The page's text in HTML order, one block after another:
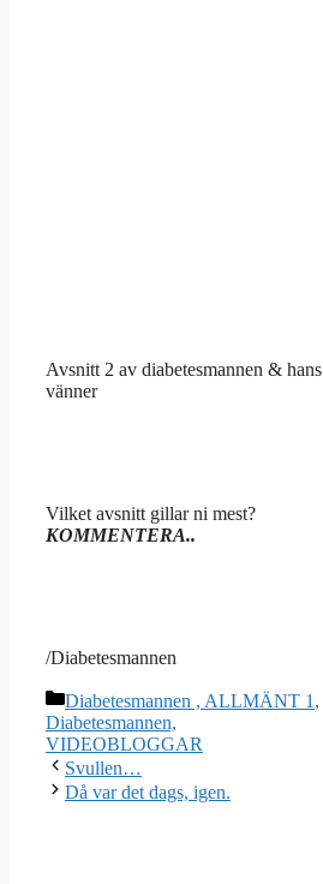
Avsnitt 2 av diabetesmannen & hans
vänner
Vilket avsnitt gillar ni mest?
KOMMENTERA..
/Diabetesmannen
Kategorier
Diabetesmannen , ALLMÄNT 1 ,
Diabetesmannen,
VIDEOBLOGGAR
Svullen…
Då var det dags, igen.